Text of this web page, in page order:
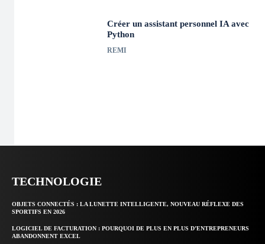
Créer un assistant personnel IA avec
Python
REMI
TECHNOLOGIE
OBJETS CONNECTÉS : LA LUNETTE INTELLIGENTE, NOUVEAU RÉFLEXE DES
SPORTIFS EN 2026
LOGICIEL DE FACTURATION : POURQUOI DE PLUS EN PLUS D’ENTREPRENEURS
ABANDONNENT EXCEL